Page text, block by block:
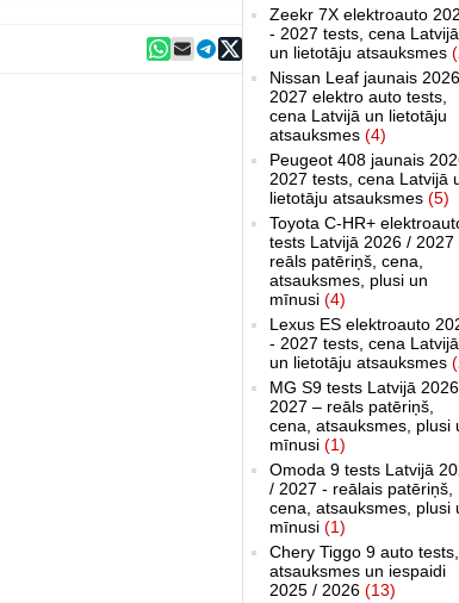
Zeekr 7X elektroauto
- 2027 tests, cena Latvijā
un lietotāju atsauksmes
Nissan Leaf jaunais
2027 elektro auto tests,
cena Latvijā un lietotāju
atsauksmes (4)
Peugeot 408 jaunais
2027 tests, cena Latvijā
lietotāju atsauksmes (5)
Toyota C-HR+
tests Latvijā 2026 / 2027
reāls patēriņš, cena,
atsauksmes, plusi un
mīnusi (4)
Lexus ES elektroauto
- 2027 tests, cena Latvijā
un lietotāju atsauksmes
MG S9 tests Latvijā
2027 – reāls patēriņš,
cena, atsauksmes, plusi
mīnusi (1)
Omoda 9 tests Latvijā
/ 2027 - reālais patēriņš,
cena, atsauksmes, plusi
mīnusi (1)
Chery Tiggo 9 auto tests,
atsauksmes un iespaidi
2025 / 2026 (13)